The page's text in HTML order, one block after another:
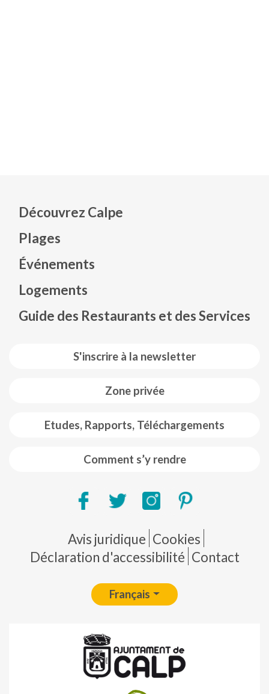
S'inscrire à la newsletter
Zone privée
Etudes, Rapports, Téléchargements
Comment s’y rendre
Découvrez Calpe
Plages
Événements
Logements
Guide des Restaurants et des Services
Pie de página
Avis juridique Cookies
Déclaration d'accessibilité Contact
Français